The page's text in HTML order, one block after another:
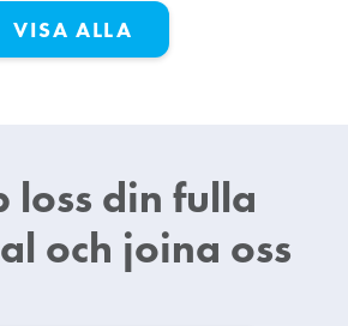
VISA ALLA
loss din fulla
och joina oss